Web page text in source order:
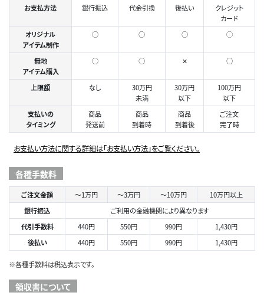
お支払方法 銀行振込 代金引換 後払い
クレジット
カード
オリジナル
アイテム制作
○ ○ ○ ◯
無地
アイテム購入
○ ○ ✕ ○
上限額 なし
30万円
未満
30万円
以下
100万円
以下
支払いの
タイミング
商品
発送前
商品
到着時
商品
到着後
ご注文
完了時
お支払い方法に関する詳細は「お支払い方法」をご覧ください。
各種手数料
ご注文金額 ～1万円 ～3万円 ～10万円
10万円以上
銀行振込
ご利用の金融機関により異なります
代引手数料
440円 550円 990円
1,430円
後払い
440円 550円 990円 1,430円
※各種手数料は税込表示です。
領収書について